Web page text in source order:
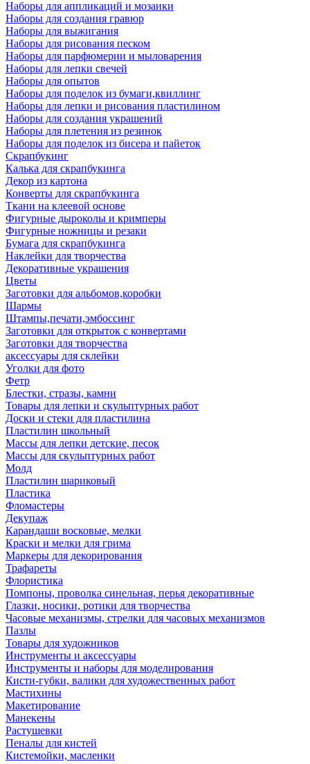
Наборы для аппликаций и мозаики
Наборы для создания гравюр
Наборы для выжигания
Наборы для рисования песком
Наборы для парфюмерии и мыловарения
Наборы для лепки свечей
Наборы для опытов
Наборы для поделок из бумаги,квиллинг
Наборы для лепки и рисования пластилином
Наборы для создания украшений
Наборы для плетения из резинок
Наборы для поделок из бисера и пайеток
Скрапбукинг
Калька для скрапбукинга
Декор из картона
Конверты для скрапбукинга
Ткани на клеевой основе
Фигурные дыроколы и кримперы
Фигурные ножницы и резаки
Бумага для скрапбукинга
Наклейки для творчества
Декоративные украшения
Цветы
Заготовки для альбомов,коробки
Шармы
Штампы,печати,эмбоссинг
Заготовки для открыток с конвертами
Заготовки для творчества
аксессуары для склейки
Уголки для фото
Фетр
Блестки, стразы, камни
Товары для лепки и скульптурных работ
Доски и стеки для пластилина
Пластилин школьный
Массы для лепки детские, песок
Массы для скульптурных работ
Молд
Пластилин шариковый
Пластика
Фломастеры
Декупаж
Карандаши восковые, мелки
Краски и мелки для грима
Маркеры для декорирования
Трафареты
Флористика
Помпоны, проволка синельная, перья декоративные
Глазки, носики, ротики для творчества
Часовые механизмы, стрелки для часовых механизмов
Пазлы
Товары для художников
Инструменты и аксессуары
Инструменты и наборы для моделирования
Кисти-губки, валики для художественных работ
Мастихины
Макетирование
Манекены
Растушевки
Пеналы для кистей
Кистемойки, масленки